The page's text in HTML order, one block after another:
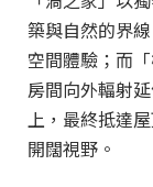
築與自然的界
空間體驗；而
房間向外輻射
上，最終抵達
開闊視野。